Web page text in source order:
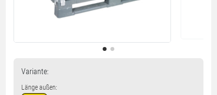
Variante:
Länge außen: